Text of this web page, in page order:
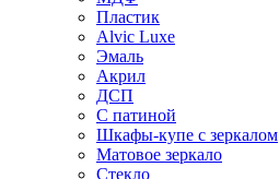
Пластик
Alvic Luxe
Эмаль
Акрил
ДСП
С патиной
Шкафы-купе с зеркалом
Матовое зеркало
Стекло